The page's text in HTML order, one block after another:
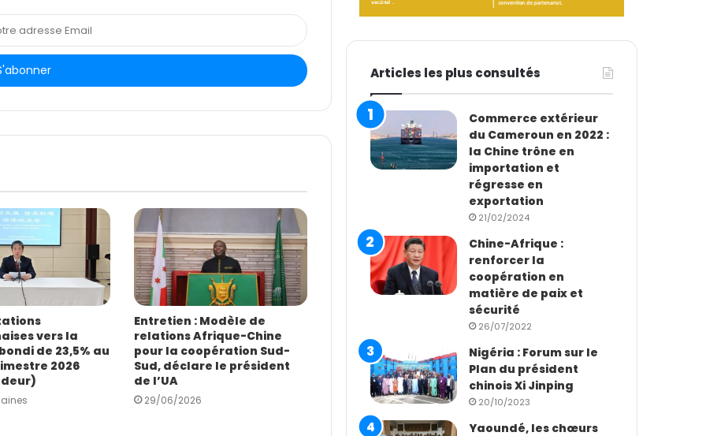
vers la
de 23,5% au
2026
Entretien : Modèle de
relations Afrique-Chine
pour la coopération Sud-
Sud, déclare le président
de l’UA
29/06/2026
Articles les plus consultés
Commerce extérieur
du Cameroun en 2022 :
la Chine trône en
importation et
régresse en
exportation
21/02/2024
Chine-Afrique :
renforcer la
coopération en
matière de paix et
sécurité
26/07/2022
Nigéria : Forum sur le
Plan du président
chinois Xi Jinping
20/10/2023
Yaoundé, les chœurs